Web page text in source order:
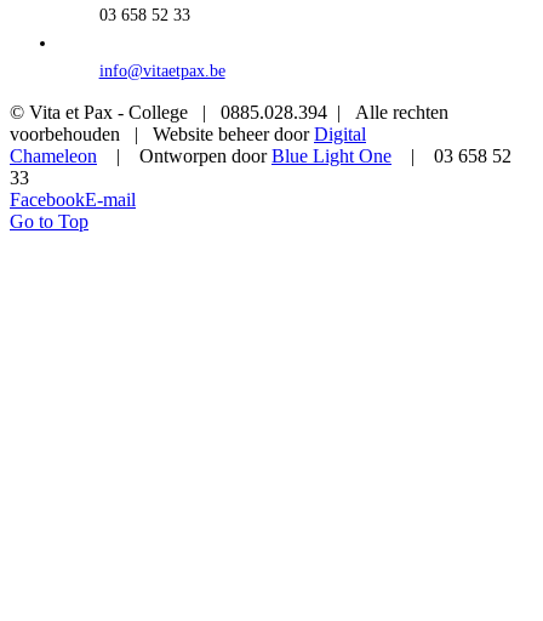
03 658 52 33
info@vitaetpax.be
© Vita et Pax - College | 0885.028.394 | Alle rechten
voorbehouden | Website beheer doorDigital
Chameleon | Ontworpen doorBlue Light One | 03 658 52
33
FacebookE-mail
Go to Top